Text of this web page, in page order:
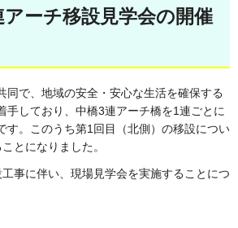
ーチ移設見学会の開催
同で、地域の安全・安心な生活を確保する
手しており、中橋3連アーチ橋を1連ごとに
す。このうち第1回目（北側）の移設につい
とになりました。
事に伴い、現場見学会を実施することにつ